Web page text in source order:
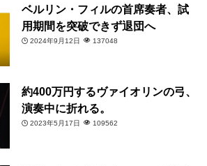
ベルリン・フィルの首席奏者、試
用期間を突破できず退団へ
2024年9月12日 137048
約400万円するヴァイオリンの弓、
演奏中に折れる。
2023年5月17日 109562